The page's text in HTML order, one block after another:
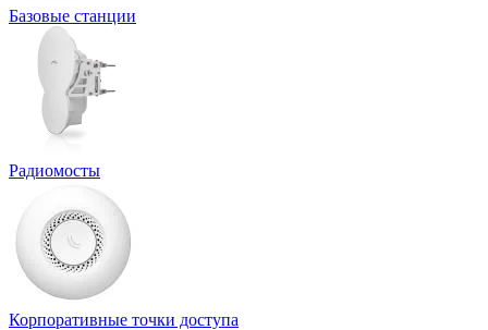
Базовые станции
Радиомосты
Корпоративные точки доступа